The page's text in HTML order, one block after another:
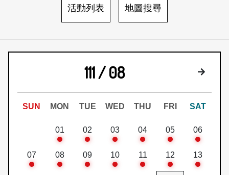
活動列表 地圖搜尋
111 / 08 下個月
SUN MON TUE WED THU FRI SAT
01 02 03 04 05 06
07 08 09 10 11 12 13